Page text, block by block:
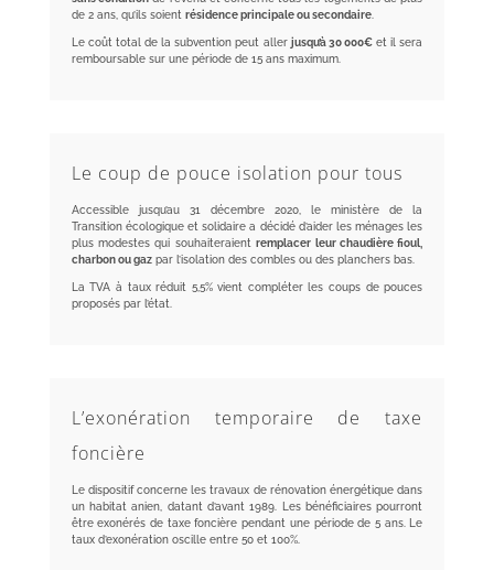
de 2 ans, qu’ils soient résidence principale ou secondaire.
Le coût total de la subvention peut aller jusqu’à 30 000€et il sera
remboursable sur une période de 15 ans maximum.
Le coup de pouce isolation pour tous
Accessible jusqu’au 31 décembre 2020, le ministère de la
Transition écologique et solidaire a décidé d’aider les ménages les
plus modestes qui souhaiteraientremplacer leur chaudière fioul,
charbon ou gazpar l’isolation des combles ou des planchers bas.
La TVA à taux réduit 5,5% vient compléter les coups de pouces
proposés par l’état.
L’exonération temporaire de taxe
foncière
Le dispositif concerne les travaux de rénovation énergétique dans
un habitat anien, datant d’avant 1989. Les bénéficiaires pourront
être exonérés de taxe foncière pendant une période de 5 ans. Le
taux d’exonération oscille entre 50 et 100%.